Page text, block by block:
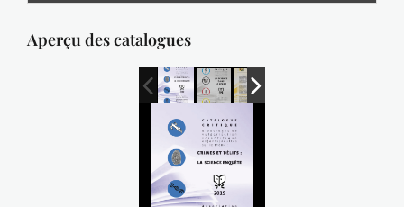
Aperçu des catalogues